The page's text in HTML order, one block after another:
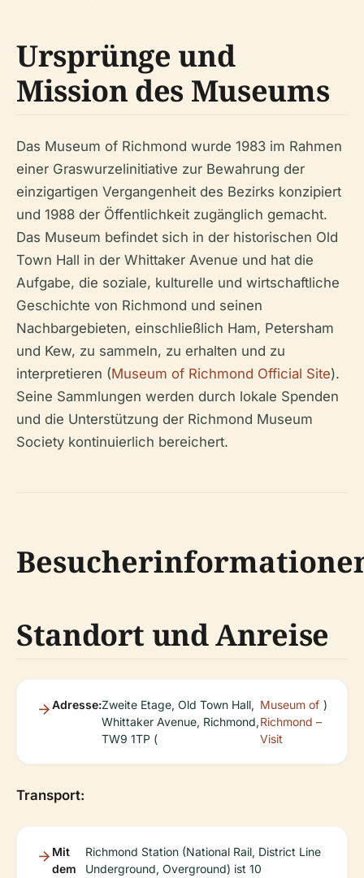
Ursprünge und
Mission des Museums
Das Museum of Richmond wurde 1983 im Rahmen
einer Graswurzelinitiative zur Bewahrung der
einzigartigen Vergangenheit des Bezirks konzipiert
und 1988 der Öffentlichkeit zugänglich gemacht.
Das Museum befindet sich in der historischen Old
Town Hall in der Whittaker Avenue und hat die
Aufgabe, die soziale, kulturelle und wirtschaftliche
Geschichte von Richmond und seinen
Nachbargebieten, einschließlich Ham, Petersham
und Kew, zu sammeln, zu erhalten und zu
interpretieren (Museum of Richmond Official Site).
Seine Sammlungen werden durch lokale Spenden
und die Unterstützung der Richmond Museum
Society kontinuierlich bereichert.
Standort und Anreise
Adresse:Zweite Etage, Old Town Hall,
Whittaker Avenue, Richmond,
TW9 1TP (
Museum of
Richmond –
Visit
)
Transport:
Mit
dem
Richmond Station (National Rail, District Line
Underground, Overground) ist 10